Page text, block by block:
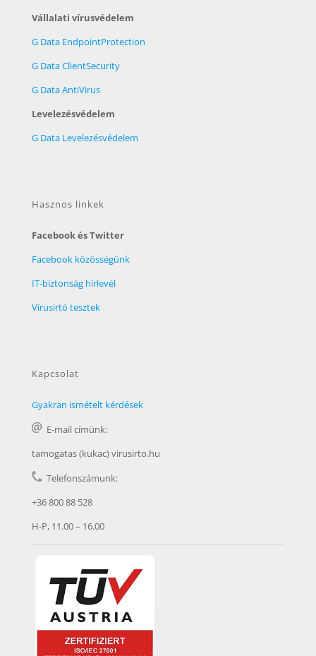
Vállalati vírusvédelem
G Data EndpointProtection
G Data ClientSecurity
G Data AntiVirus
Levelezésvédelem
G Data Levelezésvédelem
Hasznos linkek
Facebook és Twitter
Facebook közösségünk
IT-biztonság hírlevél
Vírusirtó tesztek
Kapcsolat
Gyakran ismételt kérdések
E-mail címünk:
tamogatas (kukac) virusirto.hu
Telefonszámunk:
+36 800 88 528
H-P, 11.00 – 16.00